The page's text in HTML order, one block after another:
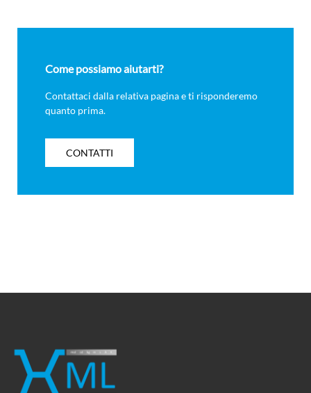
Come possiamo aiutarti?
Contattaci dalla relativa pagina e ti risponderemo
quanto prima.
CONTATTI